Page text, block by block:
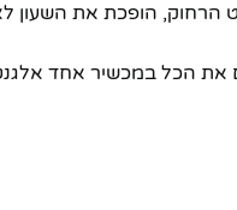
הרחוק, הופכת את השעון